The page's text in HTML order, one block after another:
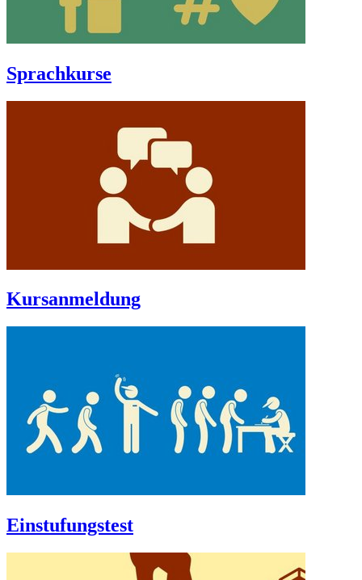
Sprachkurse
Kursanmeldung
Einstufungstest